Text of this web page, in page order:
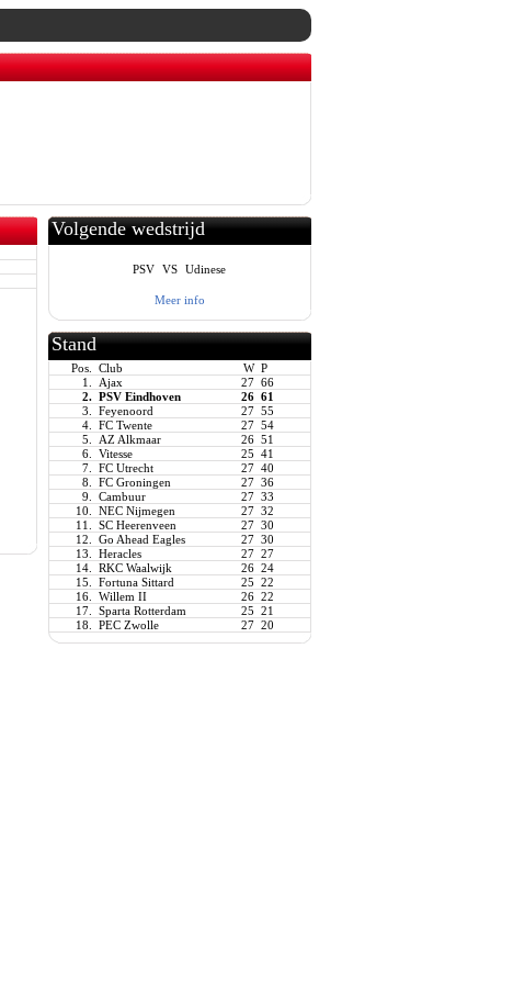
Volgende wedstrijd
PSV VS Udinese
Meer info
Stand
Pos.Club W P
1. Ajax 27 66
2. PSV Eindhoven 26 61
3.Feyenoord 27 55
4.FC Twente 27 54
5. AZ Alkmaar 26 51
6.Vitesse 25 41
7.FC Utrecht 27 40
8.FC Groningen 27 36
9.Cambuur 27 33
10.NEC Nijmegen 27 32
11.SC Heerenveen 27 30
12.Go Ahead Eagles 27 30
13.Heracles 27 27
14.RKC Waalwijk 26 24
15.Fortuna Sittard 25 22
16.Willem II 26 22
17.Sparta Rotterdam 25 21
18.PEC Zwolle 27 20